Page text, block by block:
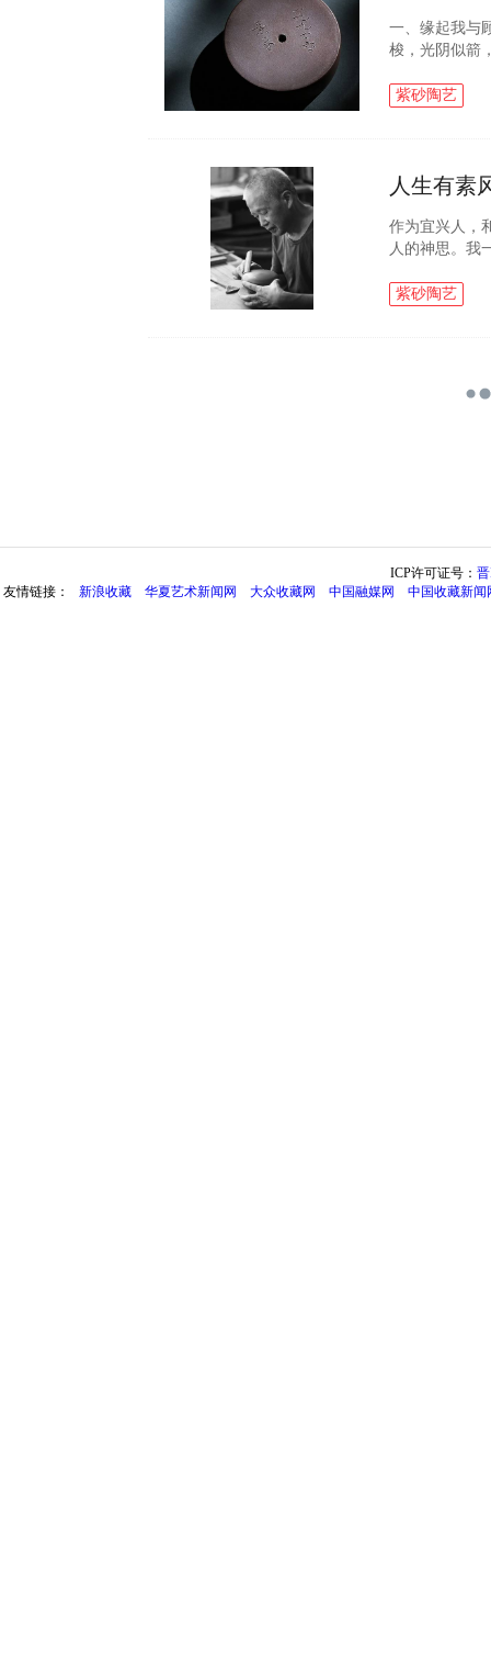
一、缘起我与
梭，光阴似箭
一直想写写景
紫砂陶艺
人生有
作为宜兴人，
人的神思。我
这种泥料相应
紫砂陶艺
ICP许可证号：
友情链接：
新浪收藏 华夏艺术新闻网 大众收藏网 中国融媒网 中国收藏新闻